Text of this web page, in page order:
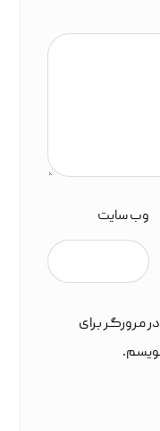
وب‌ سایت
مرورگر برای